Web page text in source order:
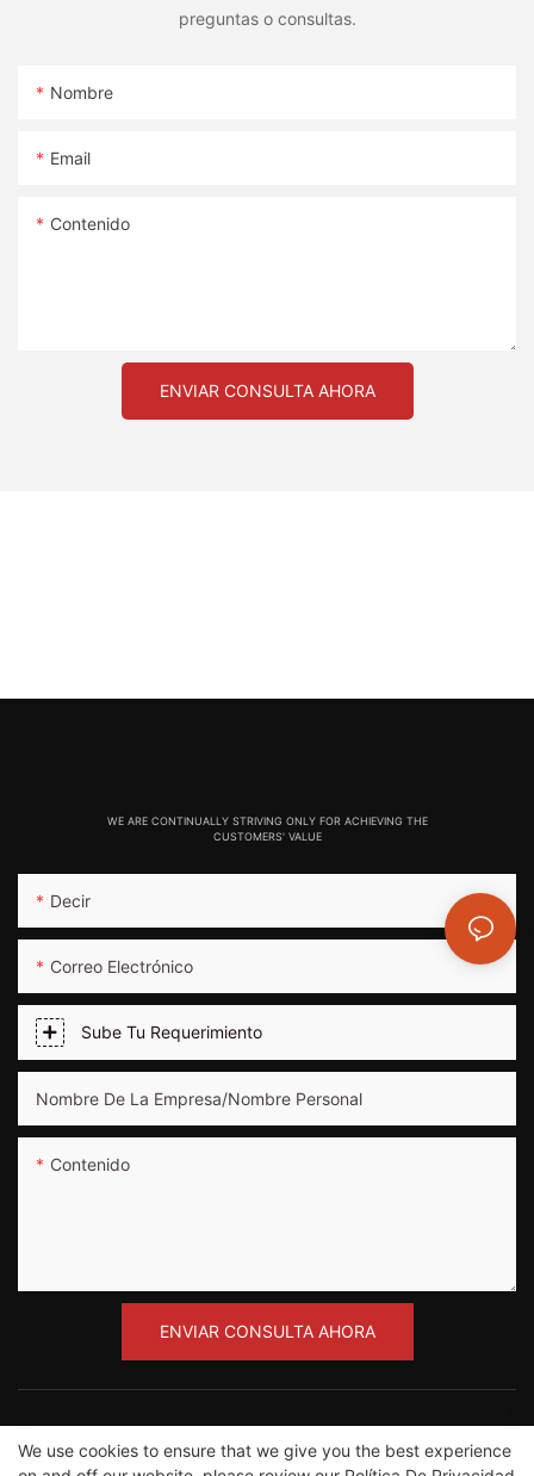
preguntas o consultas.
Nombre
Email
Contenido
ENVIAR CONSULTA AHORA
WE ARE CONTINUALLY STRIVING ONLY FOR ACHIEVING THE
CUSTOMERS' VALUE
Decir
Correo Electrónico
Sube Tu Requerimiento
Nombre De La Empresa/nombre Personal
Contenido
ENVIAR CONSULTA AHORA
We use cookies to ensure that we give you the best experience